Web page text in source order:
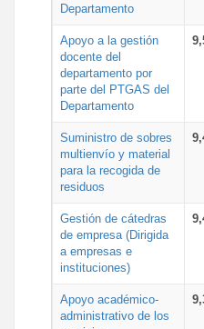
Departamento
Apoyo a la gestión
docente del
departamento por
parte del PTGAS del
Departamento
Suministro de sobres
multienvío y material
para la recogida de
residuos
Gestión de cátedras
de empresa (Dirigida
a empresas e
instituciones)
Apoyo académico-
administrativo de los